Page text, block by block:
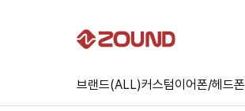
브랜드(ALL)커스텀이어폰/헤드폰